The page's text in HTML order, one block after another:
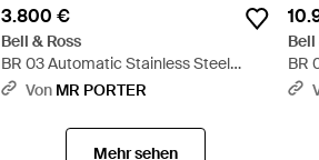
3.800 €
Bell & Ross
BR 03 Automatic Stainless Steel
Watch - Schwarz
Von MR PORTER
Bell
BR
Mehr sehen